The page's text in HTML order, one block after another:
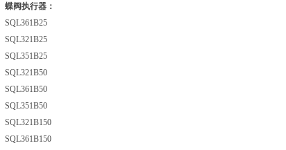
蝶阀执行器：
SQL361B25
SQL321B25
SQL351B25
SQL321B50
SQL361B50
SQL351B50
SQL321B150
SQL361B150